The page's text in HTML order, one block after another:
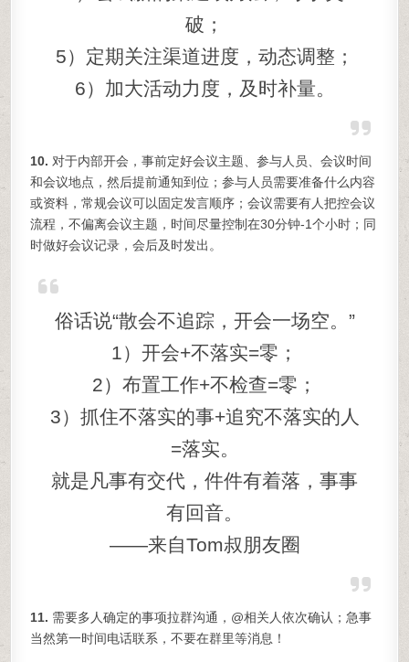
破；
5）定期关注渠道进度，动态调整；
6）加大活动力度，及时补量。
10. 对于内部开会，事前定好会议主题、参与人员、会议时间
和会议地点，然后提前通知到位；参与人员需要准备什么内容
或资料，常规会议可以固定发言顺序；会议需要有人把控会议
流程，不偏离会议主题，时间尽量控制在30分钟-1个小时；同
时做好会议记录，会后及时发出。
俗话说“散会不追踪，开会一场空。”
1）开会+不落实=零；
2）布置工作+不检查=零；
3）抓住不落实的事+追究不落实的人
=落实。
就是凡事有交代，件件有着落，事事
有回音。
——来自Tom叔朋友圈
11. 需要多人确定的事项拉群沟通，@相关人依次确认；急事
当然第一时间电话联系，不要在群里等消息！